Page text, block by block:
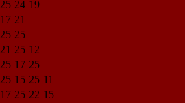
25 24 19
17 21
25 25
21 25 12
25 17 25
25 15 25 11
17 25 22 15